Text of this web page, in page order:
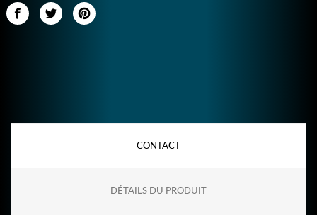
CONTACT
DÉTAILS DU PRODUIT